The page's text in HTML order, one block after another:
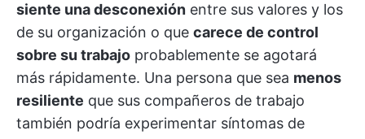
siente una desconexión entre sus valores y los
de su organización o que carece de control
sobre su trabajo probablemente se agotará
más rápidamente. Una persona que sea menos
resiliente que sus compañeros de trabajo
también podría experimentar síntomas de